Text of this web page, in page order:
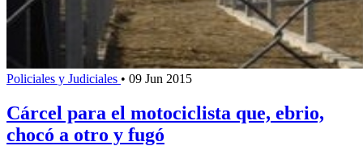
Policiales y Judiciales • 09 Jun 2015
Cárcel para el motociclista que, ebrio,
chocó a otro y fugó